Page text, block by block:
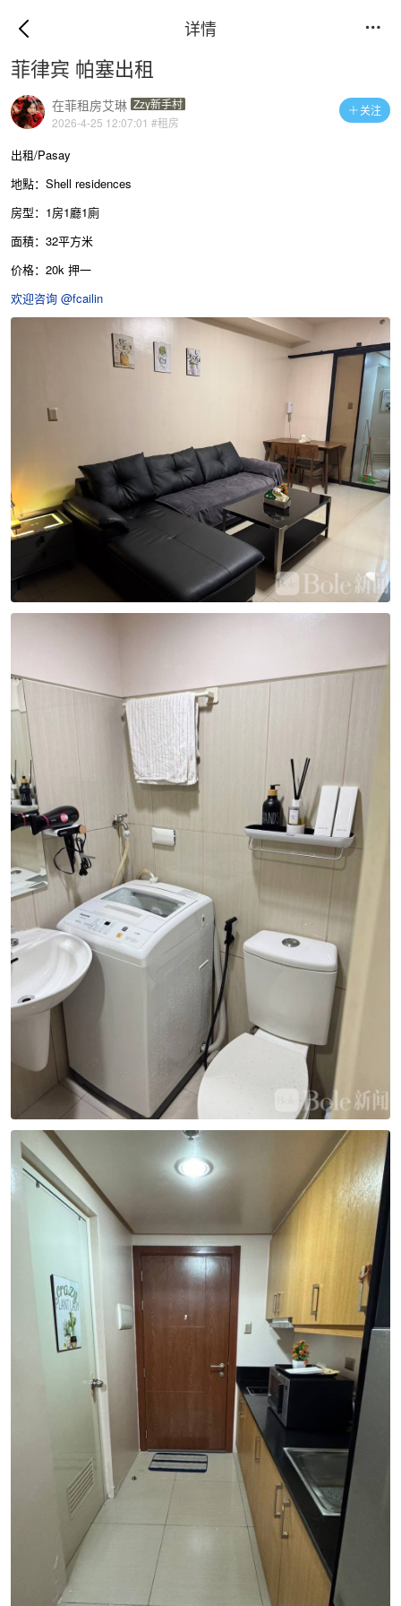
详情 
菲律宾 帕塞出租
关注
在菲租房艾琳 Zzy新手村
2026-4-25 12:07:01 #租房
出租/Pasay
地點：Shell residences
房型：1房1廳1廁
面積：32平方米
价格：20k 押一
欢迎咨询 @fcailin